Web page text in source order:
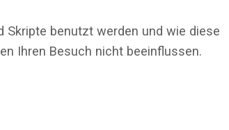
Skripte benutzt werden und wie diese
Ihren Besuch nicht beeinflussen.